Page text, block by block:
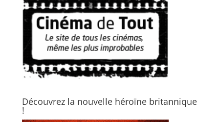
Découvrez la nouvelle héroïne britannique
!